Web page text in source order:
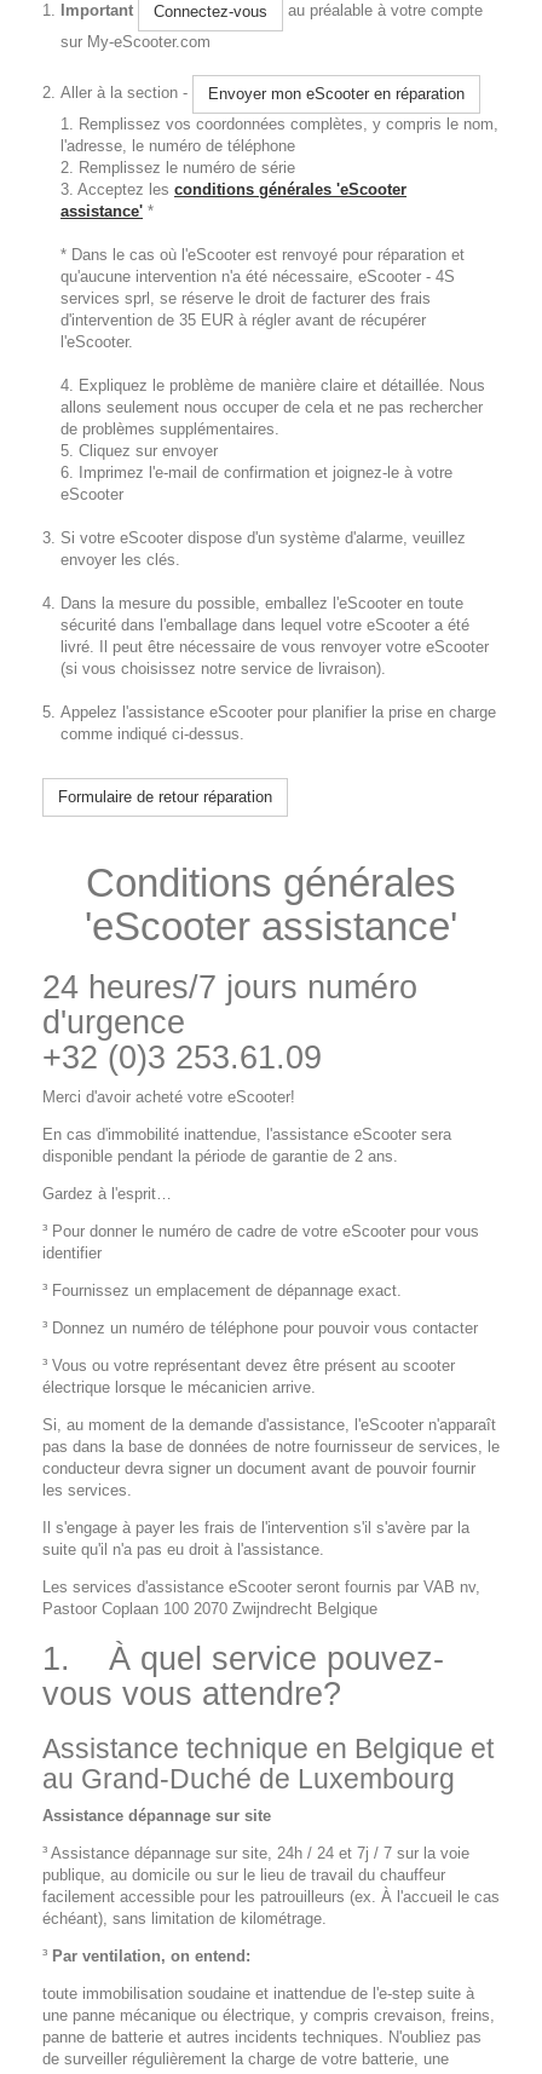
Important Connectez-vous
au préalable à votre compte
sur My-eScooter.com
Aller à la section -
Envoyer mon eScooter en réparation
1. Remplissez vos coordonnées complètes, y compris le nom,
l'adresse, le numéro de téléphone
2. Remplissez le numéro de série
3. Acceptez les conditions générales 'eScooter
assistance' *
* Dans le cas où l'eScooter est renvoyé pour réparation et
qu'aucune intervention n'a été nécessaire, eScooter - 4S
services sprl, se réserve le droit de facturer des frais
d'intervention de 35 EUR à régler avant de récupérer
l'eScooter.
4. Expliquez le problème de manière claire et détaillée. Nous
allons seulement nous occuper de cela et ne pas rechercher
de problèmes supplémentaires.
5. Cliquez sur envoyer
6. Imprimez l'e-mail de confirmation et joignez-le à votre
eScooter
Si votre eScooter dispose d'un système d'alarme, veuillez
envoyer les clés.
Dans la mesure du possible, emballez l'eScooter en toute
sécurité dans l'emballage dans lequel votre eScooter a été
livré. Il peut être nécessaire de vous renvoyer votre eScooter
(si vous choisissez notre service de livraison).
Appelez l'assistance eScooter pour planifier la prise en charge
comme indiqué ci-dessus.
Formulaire de retour réparation
Conditions générales
'eScooter assistance'
24 heures/7 jours numéro
d'urgence
+32 (0)3 253.61.09
Merci d'avoir acheté votre eScooter!
En cas d'immobilité inattendue, l'assistance eScooter sera
disponible pendant la période de garantie de 2 ans.
Gardez à l'esprit…
³ Pour donner le numéro de cadre de votre eScooter pour vous
identifier
³ Fournissez un emplacement de dépannage exact.
³ Donnez un numéro de téléphone pour pouvoir vous contacter
³ Vous ou votre représentant devez être présent au scooter
électrique lorsque le mécanicien arrive.
Si, au moment de la demande d'assistance, l'eScooter n'apparaît
pas dans la base de données de notre fournisseur de services, le
conducteur devra signer un document avant de pouvoir fournir
les services.
Il s'engage à payer les frais de l'intervention s'il s'avère par la
suite qu'il n'a pas eu droit à l'assistance.
Les services d'assistance eScooter seront fournis par VAB nv,
Pastoor Coplaan 100 2070 Zwijndrecht Belgique
1. À quel service pouvez-
vous vous attendre?
Assistance technique en Belgique et
au Grand-Duché de Luxembourg
Assistance dépannage sur site
³ Assistance dépannage sur site, 24h / 24 et 7j / 7 sur la voie
publique, au domicile ou sur le lieu de travail du chauffeur
facilement accessible pour les patrouilleurs (ex. À l'accueil le cas
échéant), sans limitation de kilométrage.
³ Par ventilation, on entend:
toute immobilisation soudaine et inattendue de l'e-step suite à
une panne mécanique ou électrique, y compris crevaison, freins,
panne de batterie et autres incidents techniques. N'oubliez pas
de surveiller régulièrement la charge de votre batterie, une